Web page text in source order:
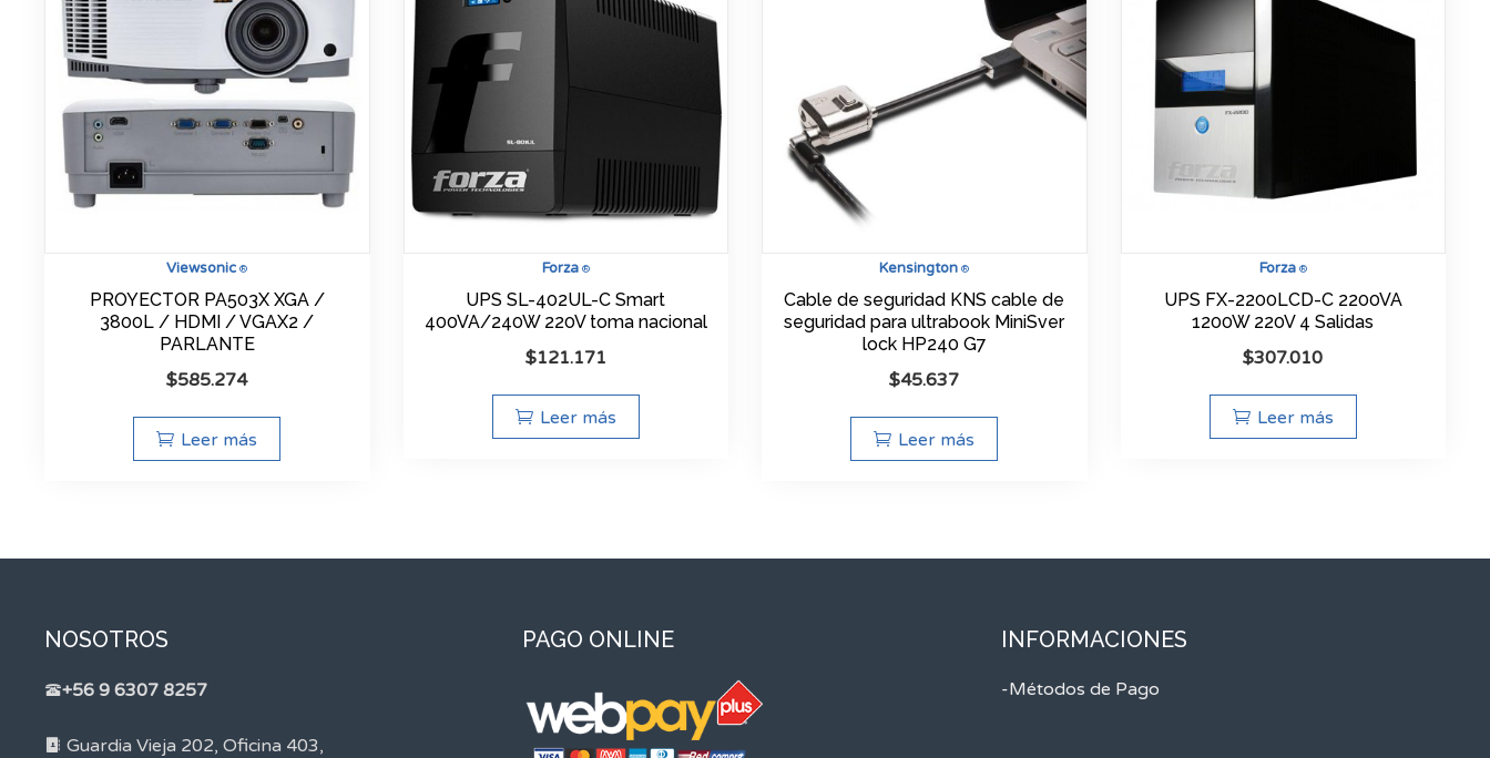
Viewsonic ®
PROYECTOR PA503X XGA /
3800L / HDMI / VGAX2 /
PARLANTE
$585.274
Leer más
Forza®
UPS SL-402UL-C Smart
400VA/240W 220V toma nacional
$121.171
Leer más
Kensington ®
Cable de seguridad KNS cable de
seguridad para ultrabook MiniSver
lock HP240 G7
$45.637
Leer más
Forza®
UPS FX-2200LCD-C 2200VA
1200W 220V 4 Salidas
$307.010
Leer más
NOSOTROS
+56 9 6307 8257
Guardia Vieja 202, Oficina 403,
PAGO ONLINE INFORMACIONES
-Métodos de Pago